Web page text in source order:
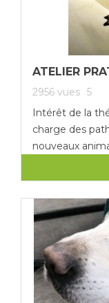
ATELIER
2956 vues 5
Intérêt de la
charge des
nouveaux